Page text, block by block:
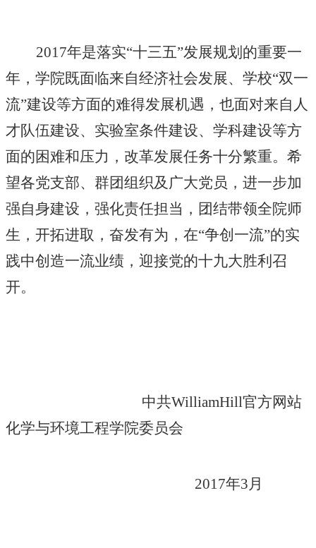
2017年是落实“十三五”发展规划的重要一
年，学院既面临来自经济社会发展、学校“双一
流”建设等方面的难得发展机遇，也面对来自人
才队伍建设、实验室条件建设、学科建设等方
面的困难和压力，改革发展任务十分繁重。希
望各党支部、群团组织及广大党员，进一步加
强自身建设，强化责任担当，团结带领全院师
生，开拓进取，奋发有为，在“争创一流”的实
践中创造一流业绩，迎接党的十九大胜利召
开。
中共WilliamHill官方网站
化学与环境工程学院委员会
2017年3月